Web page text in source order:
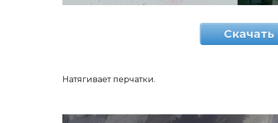
Скачать
Натягивает перчатки.